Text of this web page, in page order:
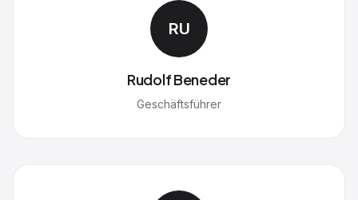
RU
Rudolf Beneder
Geschäftsführer